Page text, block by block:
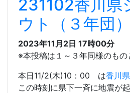
しっかり知識として頭に入れ
ってほしいと願います。
231102香川県
ウト（３年団
2023年11月2日 17時00分